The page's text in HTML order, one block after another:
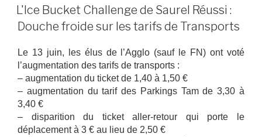
LE
L'Ice Bucket Challenge de Saurel Réussi :
Douche froide sur les tarifs de Transports
Le 13 juin, les élus de l’Agglo (sauf le FN) ont voté
l’augmentation des tarifs de transports :
– augmentation du ticket de 1,40 à 1,50 €
– augmentation du tarif des Parkings Tam de 3,30 à
3,40 €
– disparition du ticket aller-retour qui porte le
déplacement à 3 € au lieu de 2,50 €